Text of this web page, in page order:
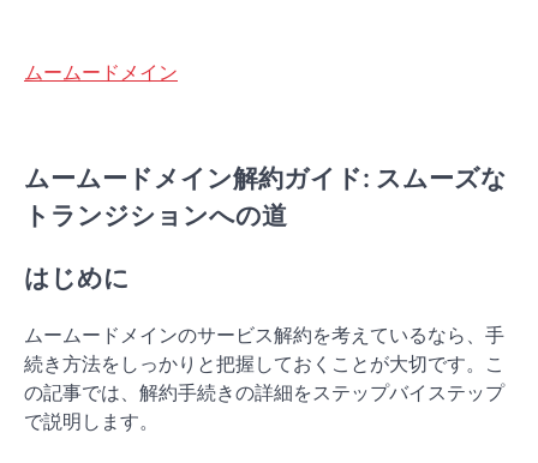
ムームードメイン
ムームードメイン解約ガイド: スムーズな
トランジションへの道
はじめに
ムームードメインのサービス解約を考えているなら、手
続き方法をしっかりと把握しておくことが大切です。こ
の記事では、解約手続きの詳細をステップバイステップ
で説明します。